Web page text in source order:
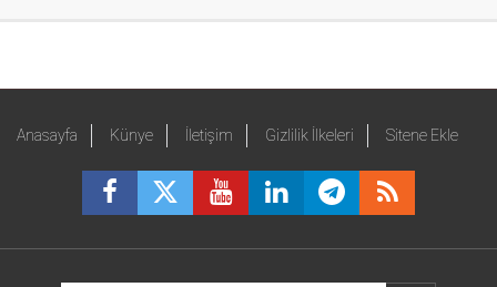
Anasayfa Künye İletişim Gizlilik İlkeleri Sitene Ekle